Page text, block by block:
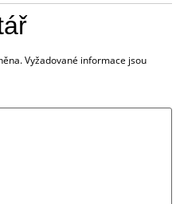
Vyžadované informace jsou